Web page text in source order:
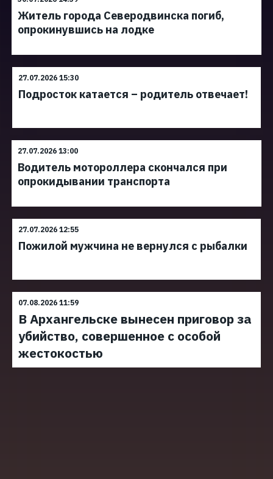
Житель города Северодвинска погиб,
опрокинувшись на лодке
27.07.2026 15:30
Подросток катается – родитель отвечает!
27.07.2026 13:00
Водитель мотороллера скончался при
опрокидывании транспорта
27.07.2026 12:55
Пожилой мужчина не вернулся с рыбалки
07.08.2026 11:59
В Архангельске вынесен приговор за
убийство, совершенное с особой
жестокостью